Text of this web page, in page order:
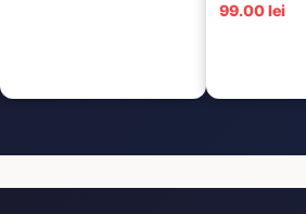
99.00 lei